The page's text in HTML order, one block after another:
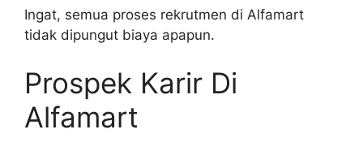
Ingat, semua proses rekrutmen di Alfamart
tidak dipungut biaya apapun.
Prospek Karir Di
Alfamart